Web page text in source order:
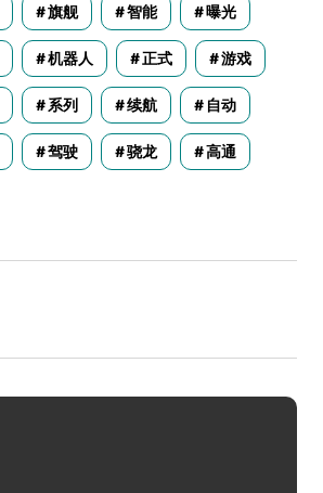
旗舰 智能 曝光
机器人 正式 游戏
系列 续航 自动
驾驶 骁龙 高通